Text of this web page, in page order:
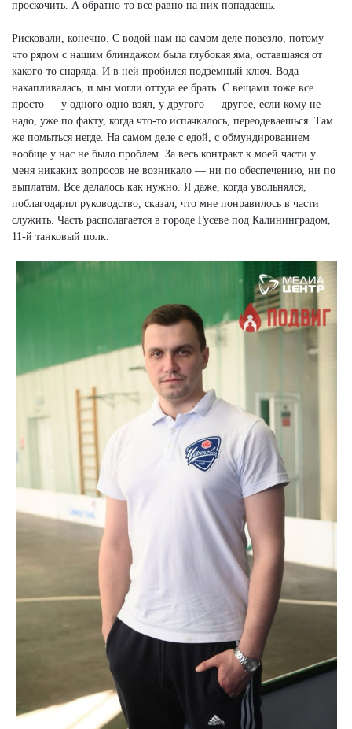
проскочить. А обратно-то все равно на них попадаешь.
Рисковали, конечно. С водой нам на самом деле повезло, потому
что рядом с нашим блиндажом была глубокая яма, оставшаяся от
какого-то снаряда. И в ней пробился подземный ключ. Вода
накапливалась, и мы могли оттуда ее брать. С вещами тоже все
просто — у одного одно взял, у другого — другое, если кому не
надо, уже по факту, когда что-то испачкалось, переодеваешься. Там
же помыться негде. На самом деле с едой, с обмундированием
вообще у нас не было проблем. За весь контракт к моей части у
меня никаких вопросов не возникало — ни по обеспечению, ни по
выплатам. Все делалось как нужно. Я даже, когда увольнялся,
поблагодарил руководство, сказал, что мне понравилось в части
служить. Часть располагается в городе Гусеве под Калининградом,
11-й танковый полк.